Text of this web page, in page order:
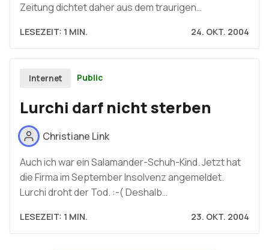
Zeitung dichtet daher aus dem traurigen…
LESEZEIT: 1 MIN. 24. OKT. 2004
Internet Public
Lurchi darf nicht sterben
Christiane Link
Auch ich war ein Salamander-Schuh-Kind. Jetzt hat
die Firma im September Insolvenz angemeldet.
Lurchi droht der Tod. :-( Deshalb…
LESEZEIT: 1 MIN. 23. OKT. 2004